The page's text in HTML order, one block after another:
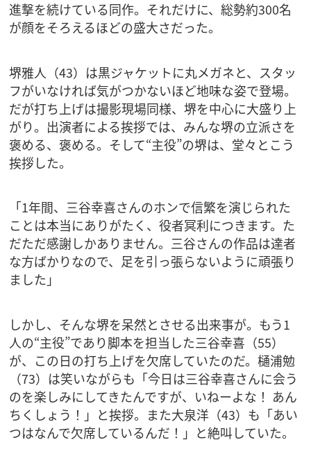
進撃を続けている同作。それだけに、総勢約300名
が顔をそろえるほどの盛大さだった。
堺雅人（43）は黒ジャケットに丸メガネと、スタッ
フがいなければ気がつかないほど地味な姿で登場。
だが打ち上げは撮影現場同様、堺を中心に大盛り上
がり。出演者による挨拶では、みんな堺の立派さを
褒める、褒める。そして“主役”の堺は、堂々とこう
挨拶した。
「1年間、三谷幸喜さんのホンで信繁を演じられた
ことは本当にありがたく、役者冥利につきます。た
だただ感謝しかありません。三谷さんの作品は達者
な方ばかりなので、足を引っ張らないように頑張り
ました」
しかし、そんな堺を呆然とさせる出来事が。もう1
人の“主役”であり脚本を担当した三谷幸喜（55）
が、この日の打ち上げを欠席していたのだ。樋浦勉
（73）は笑いながらも「今日は三谷幸喜さんに会う
のを楽しみにしてきたんですが、いねーよな！ あん
ちくしょう！」と挨拶。また大泉洋（43）も「あい
つはなんで欠席しているんだ！」と絶叫していた。